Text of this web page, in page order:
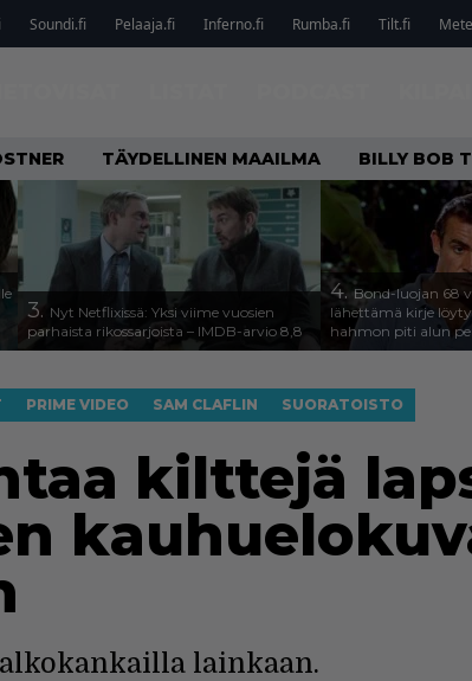
Soundi.fi Pelaaja.fi Inferno.fi Rumba.fi Tilt.fi
TÄYDELLINEN MAAILMA BILLY BOB
3. Nyt Netflixissä: Yksi viime vuosien
parhaista rikossarjoista – IMDB-arvio 8,8
4.Bond-luojan 68
lähettämä kirje
hahmon piti alun
PRIME VIDEO SAM CLAFLIN SUORATOISTO
kilttejä
lainkaan.